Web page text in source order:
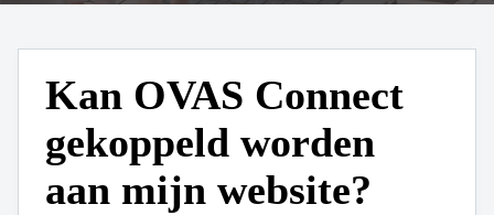
Kan OVAS Connect
gekoppeld worden
aan mijn website?